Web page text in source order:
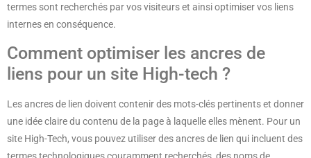
termes sont recherchés par vos visiteurs et ainsi optimiser vos liens
internes en conséquence.
Comment optimiser les ancres de
liens pour un site High-tech ?
Les ancres de lien doivent contenir des mots-clés pertinents et donner
une idée claire du contenu de la page à laquelle elles mènent. Pour un
site High-Tech, vous pouvez utiliser des ancres de lien qui incluent des